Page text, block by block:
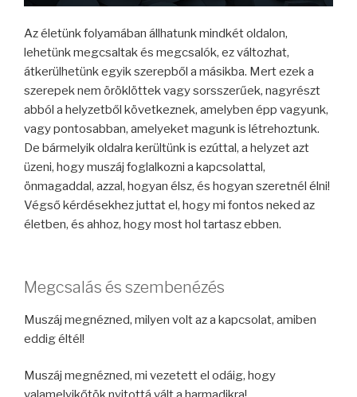
Az életünk folyamában állhatunk mindkét oldalon,
lehetünk megcsaltak és megcsalók, ez változhat,
átkerülhetünk egyik szerepből a másikba. Mert ezek a
szerepek nem öröklöttek vagy sorsszerűek, nagyrészt
abból a helyzetből következnek, amelyben épp vagyunk,
vagy pontosabban, amelyeket magunk is létrehoztunk.
De bármelyik oldalra kerültünk is ezúttal, a helyzet azt
üzeni, hogy muszáj foglalkozni a kapcsolattal,
önmagaddal, azzal, hogyan élsz, és hogyan szeretnél élni!
Végső kérdésekhez juttat el, hogy mi fontos neked az
életben, és ahhoz, hogy most hol tartasz ebben.
Megcsalás és szembenézés
Muszáj megnézned, milyen volt az a kapcsolat, amiben
eddig éltél!
Muszáj megnézned, mi vezetett el odáig, hogy